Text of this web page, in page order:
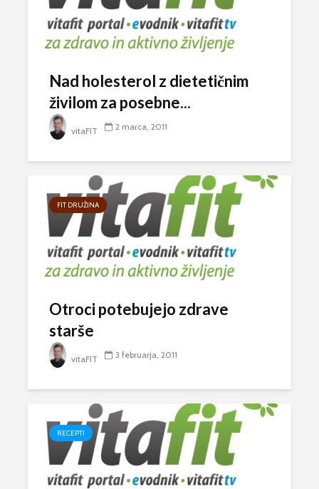
Nad holesterol z dietetičnim
živilom za posebne...
vitaFIT 2 marca, 2011
FIT DRUŽINA
Otroci potebujejo zdrave
starše
vitaFIT 3 februarja, 2011
RECEPTI